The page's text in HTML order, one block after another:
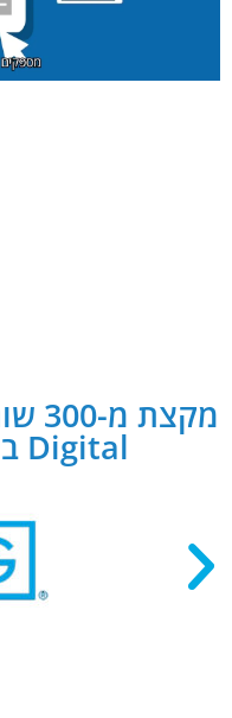
Digital בישראל ובעולם: